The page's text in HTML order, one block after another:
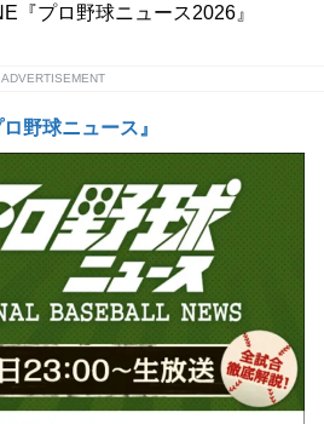
『プロ野球ニュース2026』
ADVERTISEMENT
野球ニュース』